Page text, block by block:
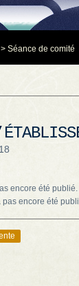
> Séance de comité
encore été publié.
pas encore été